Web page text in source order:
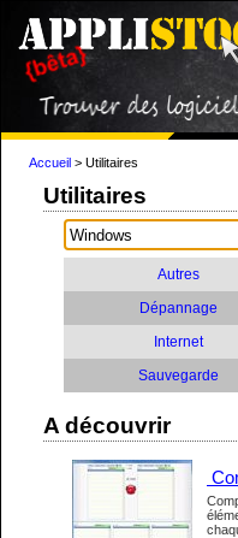
Accueil > Utilitaires
Utilitaires
Autres
Dépannage
Internet
Sauvegarde
A découvrir